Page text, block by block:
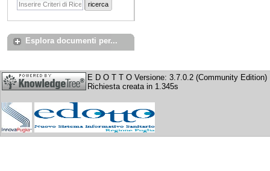
ricerca
Esplora documenti per...
E D O T T O Versione: 3.7.0.2 (Community Edition)
Richiesta creata in 1.345s